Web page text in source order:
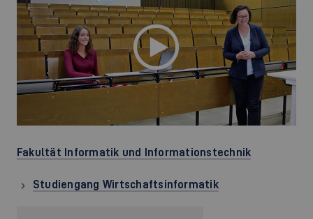
Fakultät Informatik und Informationstechnik
Studiengang Wirtschaftsinformatik